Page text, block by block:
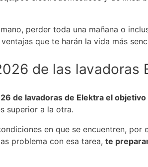
perder toda una mañana o
que te harán la vida más
de las lavadoras
de lavadoras de Elektra el
superior a la otra.
en que se encuentren,
problema con esa tarea, te